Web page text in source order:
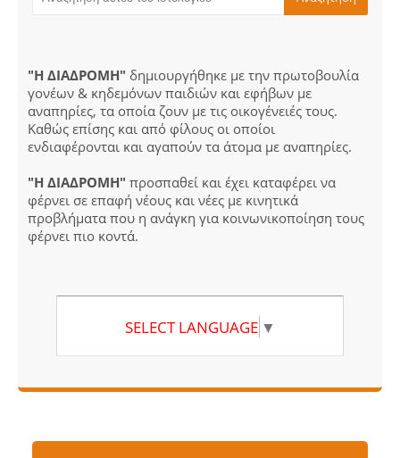
"Η ΔΙΑΔΡΟΜΗ" δημιουργήθηκε με την πρωτοβουλία
γονέων & κηδεμόνων παιδιών και εφήβων με
αναπηρίες, τα οποία ζουν με τις οικογένειές τους.
Καθώς επίσης και από φίλους οι οποίοι
ενδιαφέρονται και αγαπούν τα άτομα με αναπηρίες.
"Η ΔΙΑΔΡΟΜΗ" προσπαθεί και έχει καταφέρει να
φέρνει σε επαφή νέους και νέες με κινητικά
προβλήματα που η ανάγκη για κοινωνικοποίηση τους
φέρνει πιο κοντά.
SELECT LANGUAGE ▼